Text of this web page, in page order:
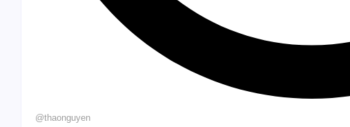
@thaonguyen